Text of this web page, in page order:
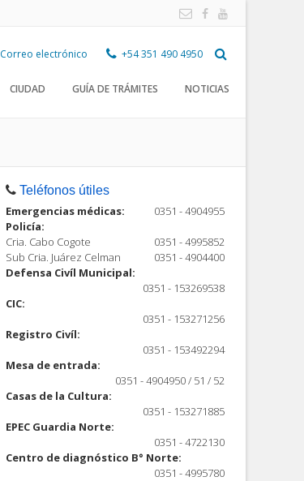
Correo electrónico +54 351 490 4950
CIUDAD GUÍA DE TRÁMITES NOTICIAS
Teléfonos útiles
Emergencias médicas:
0351 - 4904955
Policía:
Cria. Cabo Cogote
0351 - 4995852
Sub Cria. Juárez Celman
0351 - 4904400
Defensa Civíl Municipal:
0351 - 153269538
CIC:
0351 - 153271256
Registro Civíl:
0351 - 153492294
Mesa de entrada:
0351 - 4904950 / 51 / 52
Casas de la Cultura:
0351 - 153271885
EPEC Guardia Norte:
0351 - 4722130
Centro de diagnóstico B° Norte:
0351 - 4995780